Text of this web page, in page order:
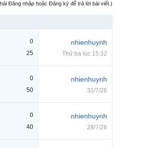
Đăng nhập hoặc Đăng ký để trả lời bài viết.)
0
25
nhienhuynh
Thứ ba lúc 15:32
0
50
nhienhuynh
31/7/26
0
40
nhienhuynh
28/7/26